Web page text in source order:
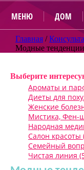
МЕНЮ ДОМ
Главная /
Модные тенденции
Выберите
Ароматы и
Диеты для
Женские
Мистика, Фен-
Народная
Салон красоты
Семейный
Чистая линия